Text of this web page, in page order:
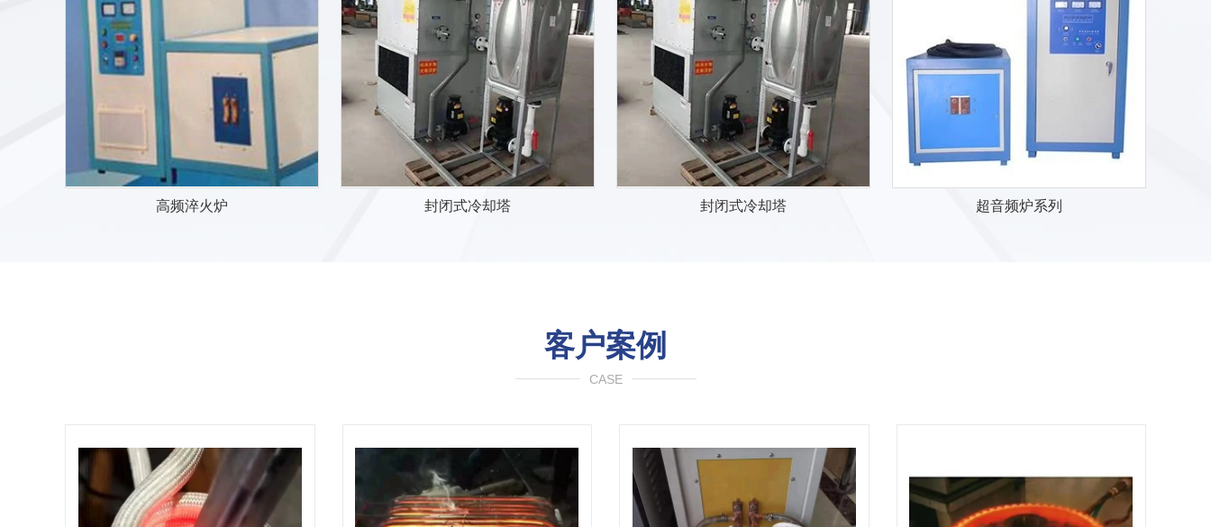
高频淬火炉 封闭式冷却塔 封闭式冷却塔 超音频炉系列
客户案例
CASE